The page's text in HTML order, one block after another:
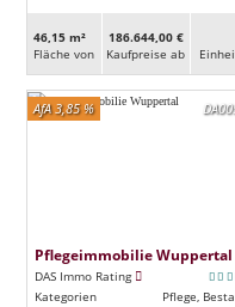
46,15 m²
Fläche von
186.644,00 €
Kaufpreise ab
AfA 3,85 %
Pflegeimmobilie Wuppertal
DAS Immo Rating
Kategorien
Pflege,